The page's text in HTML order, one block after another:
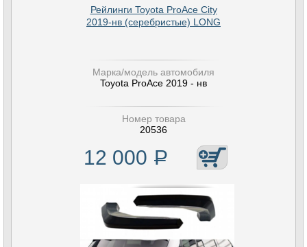
Рейлинги Toyota ProAce City
2019-нв (серебристые) LONG
Марка/модель автомобиля
Toyota ProAce 2019 - нв
Номер товара
20536
12 000 Р